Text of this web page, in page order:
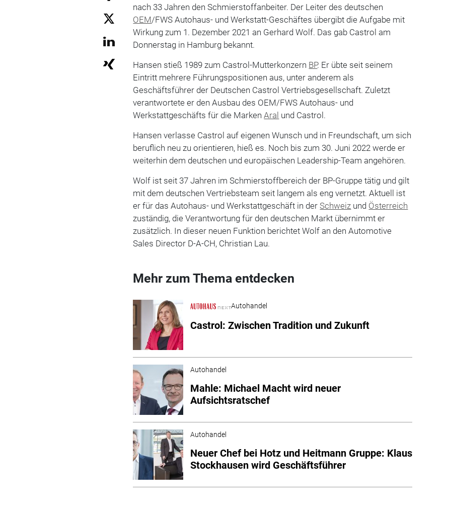
nach 33 Jahren den Schmierstoffanbeiter. Der Leiter des deutschen
OEM/FWS Autohaus- und Werkstatt-Geschäftes übergibt die Aufgabe mit
Wirkung zum 1. Dezember 2021 an Gerhard Wolf. Das gab Castrol am
Donnerstag in Hamburg bekannt.
Hansen stieß 1989 zum Castrol-Mutterkonzern BP. Er übte seit seinem
Eintritt mehrere Führungspositionen aus, unter anderem als
Geschäftsführer der Deutschen Castrol Vertriebsgesellschaft. Zuletzt
verantwortete er den Ausbau des OEM/FWS Autohaus- und
Werkstattgeschäfts für die MarkenAral und Castrol.
Hansen verlasse Castrol auf eigenen Wunsch und in Freundschaft, um sich
beruflich neu zu orientieren, hieß es. Noch bis zum 30. Juni 2022 werde er
weiterhin dem deutschen und europäischen Leadership-Team angehören.
Wolf ist seit 37 Jahren im Schmierstoffbereich der BP-Gruppe tätig und gilt
mit dem deutschen Vertriebsteam seit langem als eng vernetzt. Aktuell ist
er für das Autohaus- und Werkstattgeschäft in der Schweiz und Österreich
zuständig, die Verantwortung für den deutschen Markt übernimmt er
zusätzlich. In dieser neuen Funktion berichtet Wolf an den Automotive
Sales Director D-A-CH, Christian Lau.
Mehr zum Thema entdecken
Autohandel
Castrol: Zwischen Tradition und Zukunft
Autohandel
Mahle: Michael Macht wird neuer
Aufsichtsratschef
Autohandel
Neuer Chef bei Hotz und Heitmann Gruppe: Klaus
Stockhausen wird Geschäftsführer